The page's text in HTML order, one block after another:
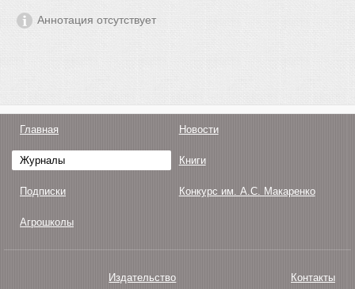
Аннотация отсутствует
Главная Новости
Журналы Книги
Подписки Конкурс им. А.С. Макаренко
Агрошколы
Издательство Контакты